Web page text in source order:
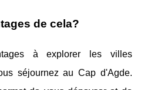
de cela?
à explorer les villes
séjournez au Cap d'Agde.